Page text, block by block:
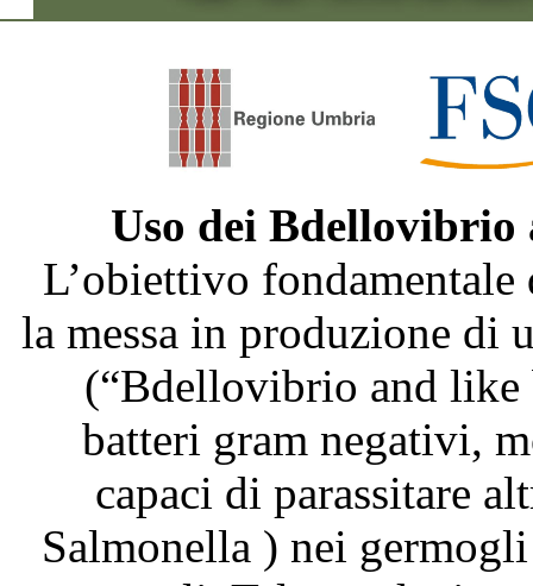
Uso dei
L’obiettivo fondamentale
la messa in produzione di
(“Bdellovibrio and like
batteri gram negativi,
capaci di parassitare
Salmonella ) nei